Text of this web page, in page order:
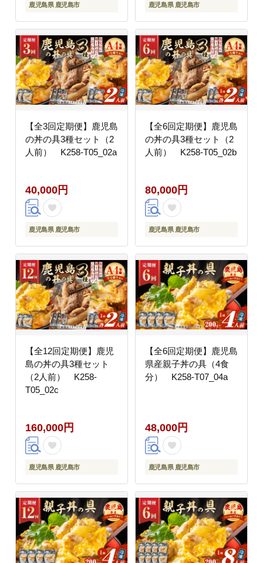
鹿児島県 鹿児島市 鹿児島県 鹿児島市
【全3回定期便】鹿児島
の丼の具3種セット（2
人前） K258-T05_02a
40,000円
鹿児島県 鹿児島市
【全6回定期便】鹿児島
の丼の具3種セット（2
人前） K258-T05_02b
80,000円
鹿児島県 鹿児島市
【全12回定期便】鹿児
島の丼の具3種セット
（2人前） K258-
T05_02c
160,000円
鹿児島県 鹿児島市
【全6回定期便】鹿児島
県産親子丼の具（4食
分） K258-T07_04a
48,000円
鹿児島県 鹿児島市